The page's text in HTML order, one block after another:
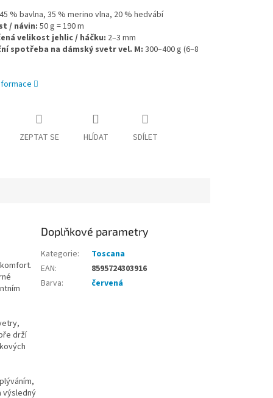
45 % bavlna, 35 % merino vlna, 20 % hedvábí
/ návin: 50 g = 190 m
velikost jehlic / háčku: 2–3 mm
spotřeba na dámský svetr vel. M:300–400 g (6–8
ZEPTAT SE HLÍDAT SDÍLET
drží
výsledný
Doplňkové parametry
Kategorie:
Toscana
EAN:
8595724303916
Barva: červená